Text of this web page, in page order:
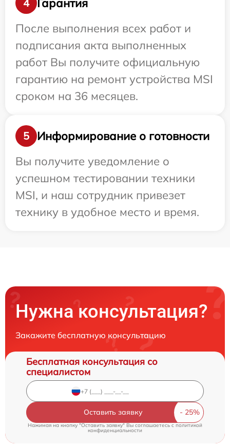
4
После выполнения всех работ и
подписания акта выполненных
работ Вы получите официальную
гарантию на ремонт устройства MSI
сроком на 36 месяцев.
5
Информирование о готовности
Вы получите уведомление о
успешном тестировании техники
MSI, и наш сотрудник привезет
технику в удобное место и время.
Нужна консультация?
Закажите бесплатную консультацию
Бесплатная консультация со
специалистом
Оставить заявку
Нажимая на кнопку "Оставить заявку" Вы соглашаетесь cполитикой
конфиденциальности